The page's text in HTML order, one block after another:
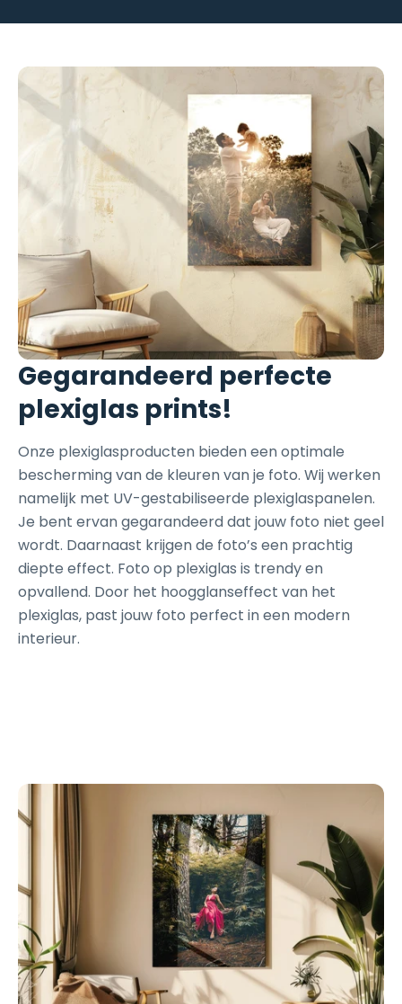
Gegarandeerd perfecte
plexiglas prints!
Onze plexiglasproducten bieden een optimale
bescherming van de kleuren van je foto. Wij werken
namelijk met UV-gestabiliseerde plexiglaspanelen.
Je bent ervan gegarandeerd dat jouw foto niet geel
wordt. Daarnaast krijgen de foto’s een prachtig
diepte effect. Foto op plexiglas is trendy en
opvallend. Door het hoogglanseffect van het
plexiglas, past jouw foto perfect in een modern
interieur.